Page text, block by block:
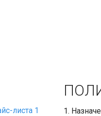
листа 1
1.